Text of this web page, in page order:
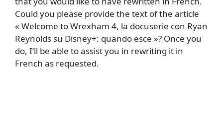
Could you please provide the text of the article
« Welcome to Wrexham 4, la docuserie con Ryan
Reynolds su Disney+: quando esce »? Once you
do, I’ll be able to assist you in rewriting it in
French as requested.